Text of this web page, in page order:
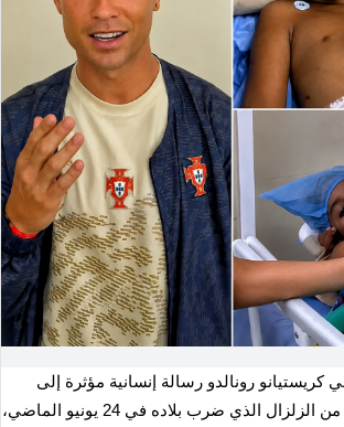
كريستيانو رونالدو رسالة إنسانية مؤثرة إلى
طفل فنزويلي نجا من الزلزال الذي ضرب بلاده في 24 يونيو الماضي،